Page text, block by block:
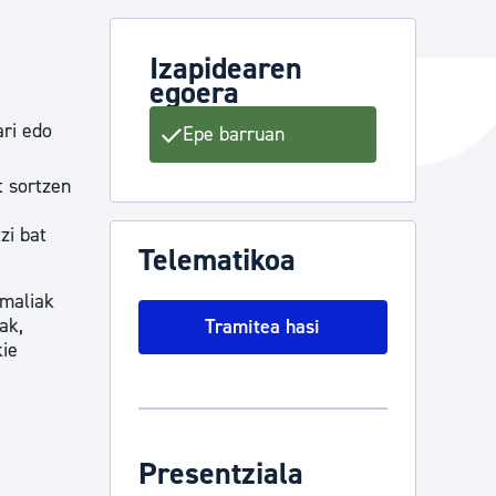
eta bizikidetza
edo
sortzen
bat
Izapidearen
egoera
Epe barruan
Telematikoa
Tramitea hasi
Presentziala